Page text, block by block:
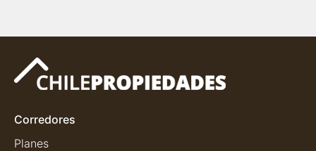
Corredores
Planes